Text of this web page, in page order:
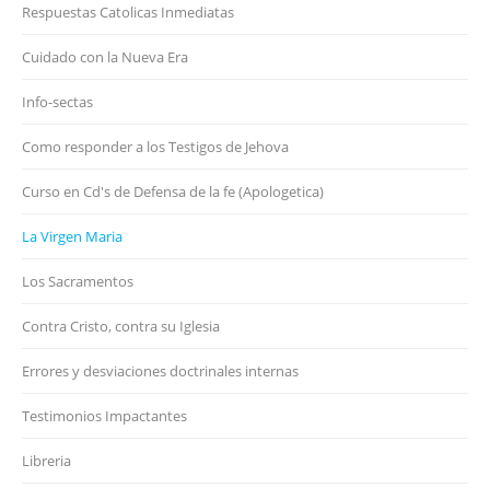
Respuestas Catolicas Inmediatas
Cuidado con la Nueva Era
Info-sectas
Como responder a los Testigos de Jehova
Curso en Cd's de Defensa de la fe (Apologetica)
La Virgen Maria
Los Sacramentos
Contra Cristo, contra su Iglesia
Errores y desviaciones doctrinales internas
Testimonios Impactantes
Libreria